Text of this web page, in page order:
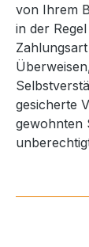
von Ihrem
in der
gesicherte
gewohnten